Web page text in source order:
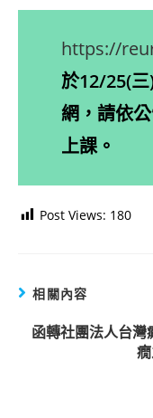
https://
於12/25(
網，請依
上課。
Post Views: 180
相關內容
函轉社團法人台